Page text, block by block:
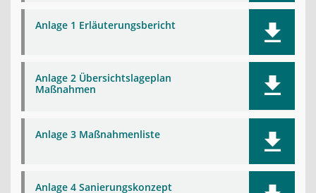
Anlage 1 Erläuterungsbericht
Anlage 2 Übersichtslageplan
Maßnahmen
Anlage 3 Maßnahmenliste
Anlage 4 Sanierungskonzept